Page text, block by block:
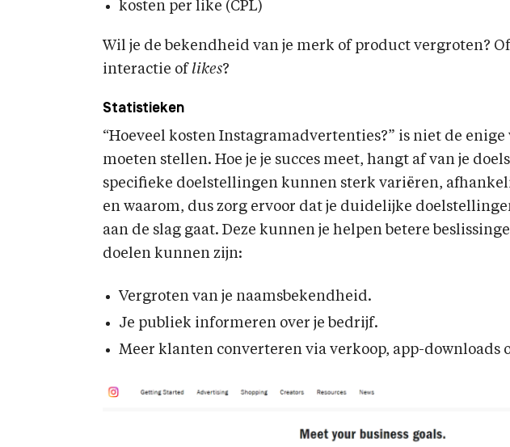
kosten per like (CPL)
Wil je de bekendheid van je merk of product vergroten?
interactie of likes?
Statistieken
“Hoeveel kosten Instagramadvertenties?” is niet de enige
moeten stellen. Hoe je je succes meet, hangt af van je
specifieke doelstellingen kunnen sterk variëren,
en waarom, dus zorg ervoor dat je duidelijke
aan de slag gaat. Deze kunnen je helpen betere
doelen kunnen zijn:
Vergroten van je naamsbekendheid.
Je publiek informeren over je bedrijf.
Meer klanten converteren via verkoop, app-downloads